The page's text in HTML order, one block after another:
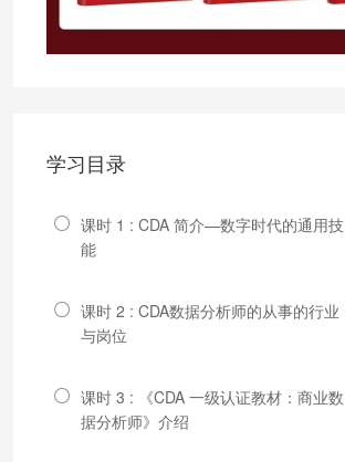
学习目录
课时 1 : CDA 简介—数字时代的通用技
能
课时 2 : CDA数据分析师的从事的行业
与岗位
课时 3 : 《CDA 一级认证教材：商业数
据分析师》介绍